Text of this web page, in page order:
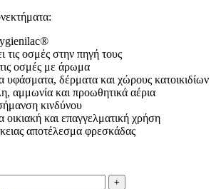
τις οσμές στην πηγή τους
οσμές με άρωμα
υφάσματα, δέρματα και χώρους κατοικιδίων
αμμωνία και προωθητικά αέρια
κινδύνου
οικιακή και επαγγελματική χρήση
αποτέλεσμα φρεσκάδας